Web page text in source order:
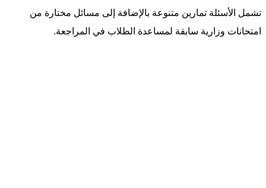
تشمل الأسئلة تمارين متنوعة بالإضافة إلى مسائل مختارة من
امتحانات وزارية سابقة لمساعدة الطلاب في المراجعة.